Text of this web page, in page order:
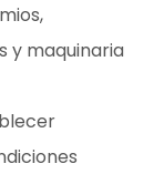
y maquinaria